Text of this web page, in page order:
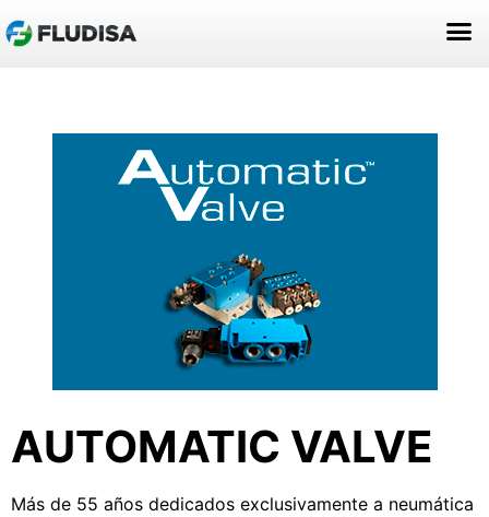
AUTOMATIC VALVE
Más de 55 años dedicados exclusivamente a neumática